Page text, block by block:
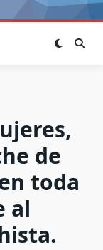
de
toda
al